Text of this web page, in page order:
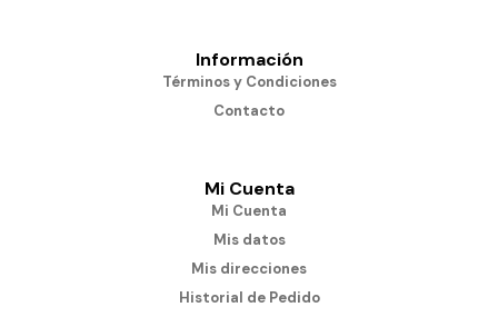
Información
Términos y Condiciones
Contacto
Mi Cuenta
Mi Cuenta
Mis datos
Mis direcciones
Historial de Pedido